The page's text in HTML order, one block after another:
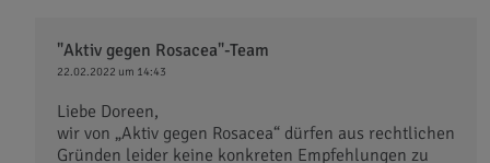
"Aktiv gegen Rosacea"-Team
22.02.2022 um 14:43
Liebe Doreen,
wir von „Aktiv gegen Rosacea“ dürfen aus rechtlichen
Gründen leider keine konkreten Empfehlungen zu